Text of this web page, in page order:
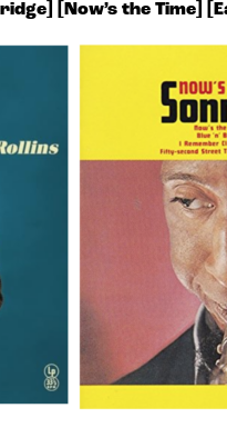
[Now’s the Time]